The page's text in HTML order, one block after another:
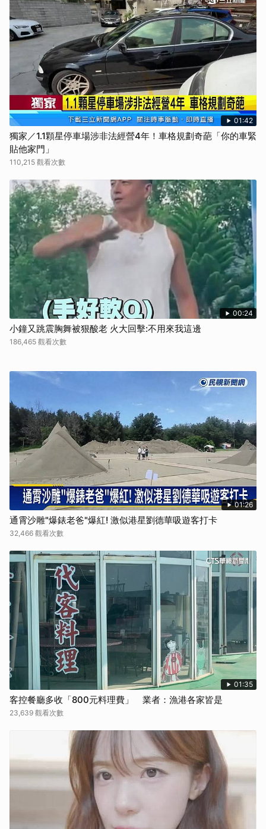
01:42
獨家／1.1顆星停車場涉非法經營4年！車格規劃奇葩「你的車緊
貼他家門」
110,215 觀看次數
00:24
小鐘又跳震胸舞被狠酸老 火大回擊:不用來我這邊
186,465 觀看次數
01:26
通霄沙雕"爆錶老爸"爆紅! 激似港星劉德華吸遊客打卡
32,466 觀看次數
01:35
客控餐廳多收「800元料理費」 業者：漁港各家皆是
23,639 觀看次數